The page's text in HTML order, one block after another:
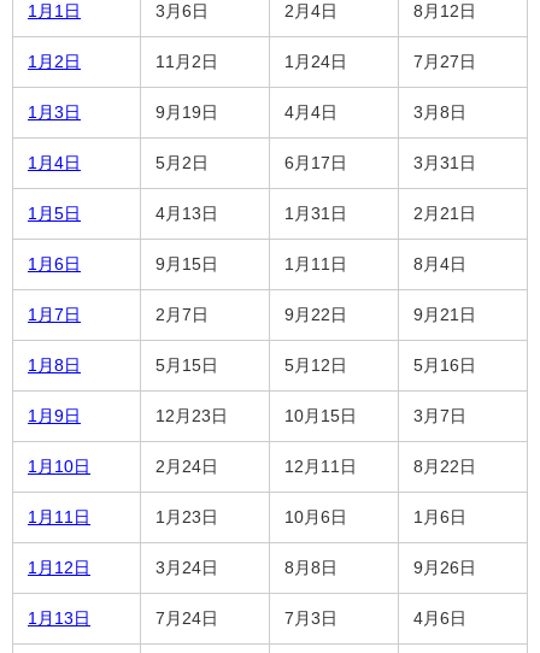
1月1日 3月6日 2月4日 8月12日
1月2日 11月2日 1月24日 7月27日
1月3日 9月19日 4月4日 3月8日
1月4日 5月2日 6月17日 3月31日
1月5日 4月13日 1月31日 2月21日
1月6日 9月15日 1月11日 8月4日
1月7日 2月7日 9月22日 9月21日
1月8日 5月15日 5月12日 5月16日
1月9日 12月23日 10月15日 3月7日
1月10日 2月24日 12月11日 8月22日
1月11日 1月23日 10月6日 1月6日
1月12日 3月24日 8月8日 9月26日
1月13日 7月24日 7月3日 4月6日